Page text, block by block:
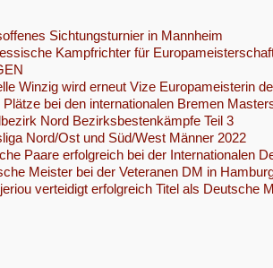
Sichtungsturnier in Mannheim
Kampfrichter für
Winzig wird erneut Vize Europameisterin
Plätze bei den internationalen Bremen
Nord Bezirksbestenkämpfe Teil 3
Nord/Ost und Süd/West Männer 2022
Paare erfolgreich bei der Internationalen
Meister bei der Veteranen DM in
verteidigt erfolgreich Titel als Deutsche